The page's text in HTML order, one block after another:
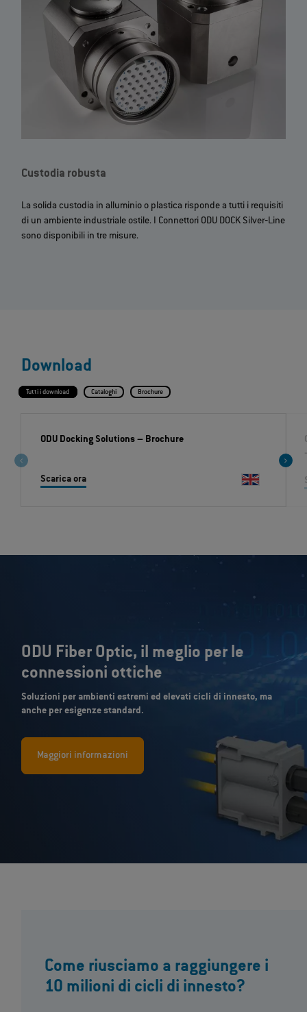
Custodia robusta
La solida custodia in alluminio o plastica risponde a tutti i requisiti
di un ambiente industriale ostile. I Connettori ODU DOCK Silver‐Line
sono disponibili in tre misure.
Download
Tutti i download Cataloghi Brochure
ODU Docking Solutions– Brochure
Scarica ora
ODU Fiber Optic, il meglio per le
connessioni ottiche
Soluzioni per ambienti estremi ed elevati cicli di innesto, ma
anche per esigenze standard.
Maggiori informazioni
Come riusciamo a raggiungere i
10 milioni di cicli di innesto?